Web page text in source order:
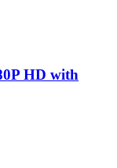
HD with